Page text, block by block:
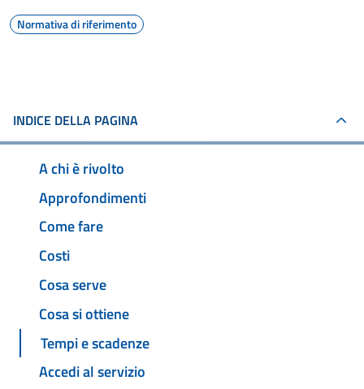
Normativa di riferimento
INDICE DELLA PAGINA
A chi è rivolto
Approfondimenti
Come fare
Costi
Cosa serve
Cosa si ottiene
Tempi e scadenze
Accedi al servizio